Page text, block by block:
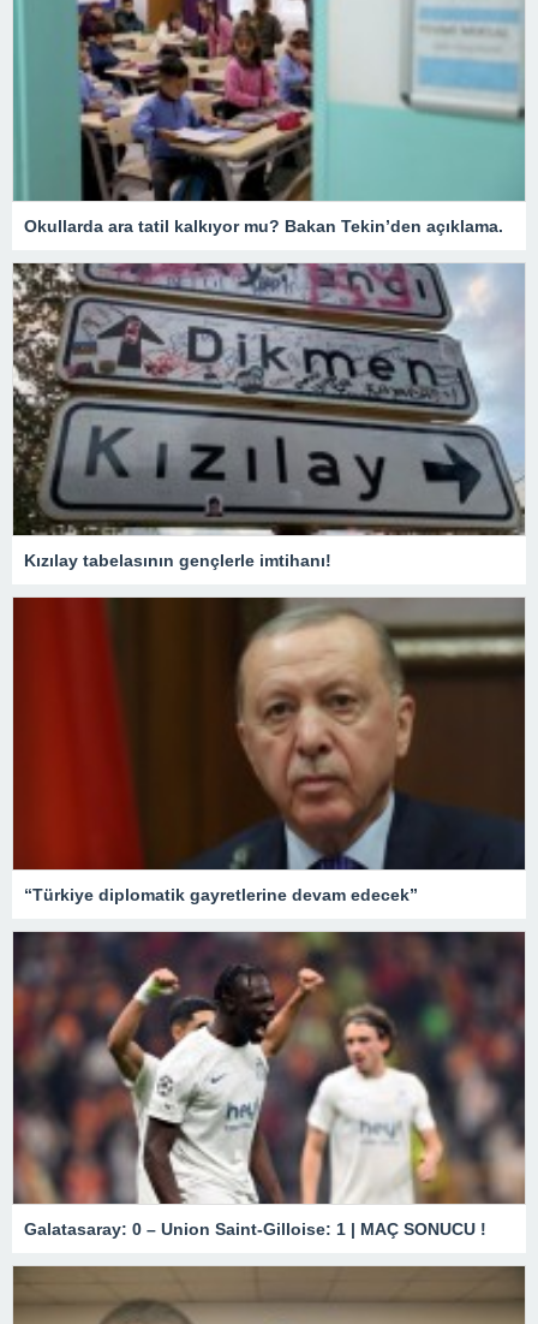
Okullarda ara tatil kalkıyor mu? Bakan Tekin’den açıklama.
Kızılay tabelasının gençlerle imtihanı!
“Türkiye diplomatik gayretlerine devam edecek”
Galatasaray: 0 – Union Saint-Gilloise: 1 | MAÇ SONUCU !